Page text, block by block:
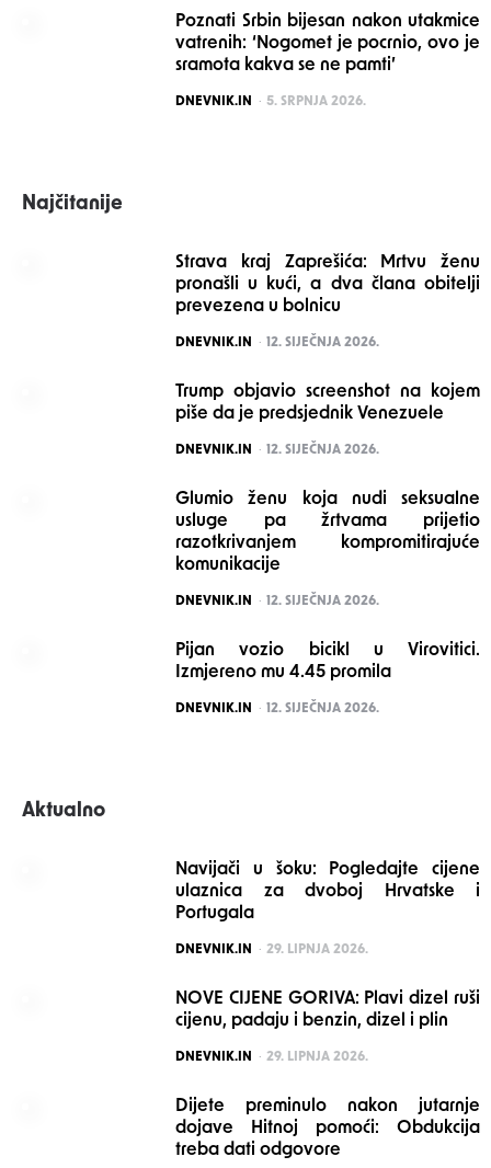
Poznati Srbin bijesan nakon utakmice
vatrenih: ‘Nogomet je pocrnio, ovo je
sramota kakva se ne pamti’
POSTED
DNEVNIK.IN 5. SRPNJA 2026.
Najčitanije
Strava kraj Zaprešića: Mrtvu ženu
pronašli u kući, a dva člana obitelji
prevezena u bolnicu
POSTED
DNEVNIK.IN 12. SIJEČNJA 2026.
Trump objavio screenshot na kojem
piše da je predsjednik Venezuele
POSTED
DNEVNIK.IN 12. SIJEČNJA 2026.
Glumio ženu koja nudi seksualne
usluge pa žrtvama prijetio
razotkrivanjem kompromitirajuće
komunikacije
POSTED
DNEVNIK.IN 12. SIJEČNJA 2026.
Pijan vozio bicikl u Virovitici.
Izmjereno mu 4.45 promila
POSTED
DNEVNIK.IN 12. SIJEČNJA 2026.
Aktualno
Navijači u šoku: Pogledajte cijene
ulaznica za dvoboj Hrvatske i
Portugala
POSTED
DNEVNIK.IN 29. LIPNJA 2026.
NOVE CIJENE GORIVA: Plavi dizel ruši
cijenu, padaju i benzin, dizel i plin
POSTED
DNEVNIK.IN 29. LIPNJA 2026.
Dijete preminulo nakon jutarnje
dojave Hitnoj pomoći: Obdukcija
treba dati odgovore